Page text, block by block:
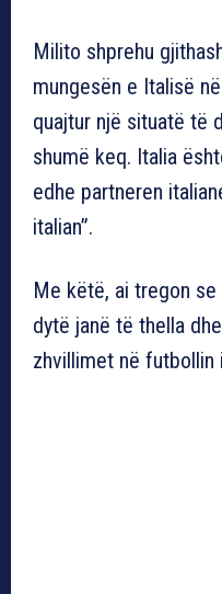
Milito shprehu
mungesën e Italisë
quajtur një situatë të
shumë keq. Italia
edhe partneren
italian”.
Me këtë, ai tregon
dytë janë të thella
zhvillimet në futbollin